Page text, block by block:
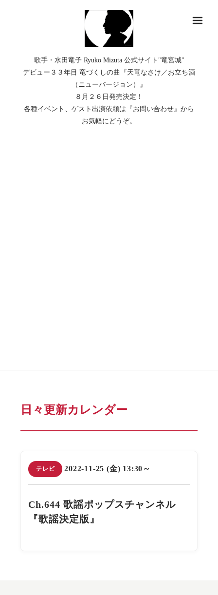
歌手・水田竜子 Ryuko Mizuta 公式サイト"竜宮城"
デビュー３３年目 竜づくしの曲『天竜なさけ／お立ち酒
（ニューバージョン）』
８月２６日発売決定！
各種イベント、ゲスト出演依頼は『お問い合わせ』から
お気軽にどうぞ。
日々更新カレンダー
テレビ 2022-11-25 (金) 13:30～
Ch.644 歌謡ポップスチャンネル
『歌謡決定版』